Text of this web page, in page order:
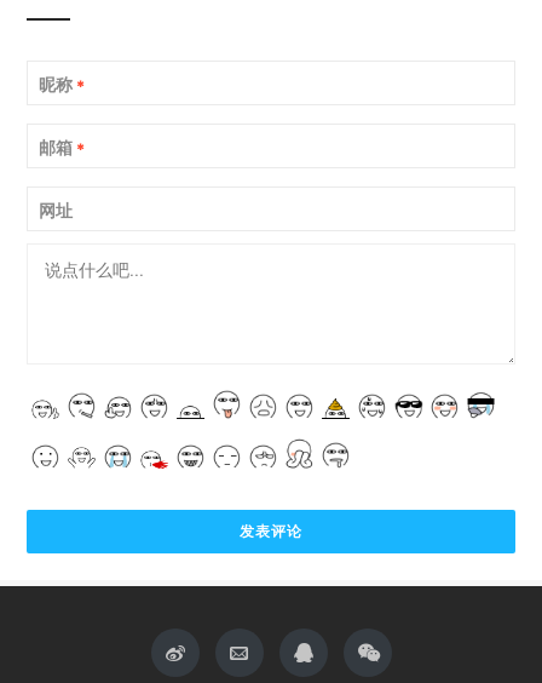
昵称 *
邮箱 *
网址